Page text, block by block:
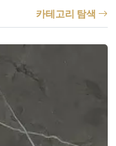
카테고리 탐색